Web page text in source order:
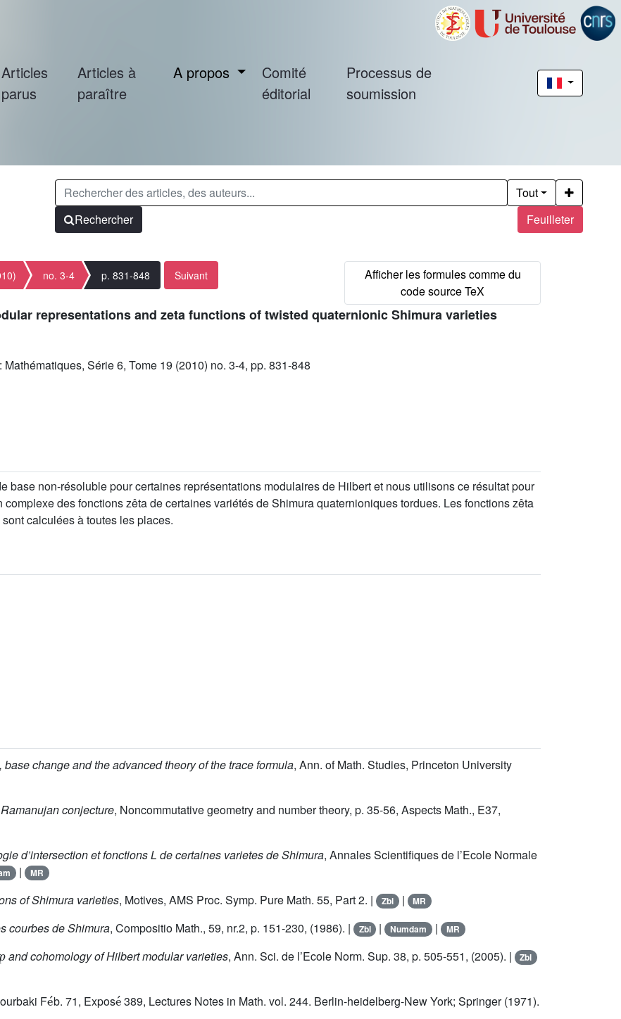
Articles
parus
Articles à
paraître
A propos
Comité
éditorial
Processus de
soumission
Feuilleter
Tout
Rechercher
no. 3-4 p. 831-848 Suivant
representations and zeta functions of twisted quaternionic Shimura varieties
Série 6, Tome 19 (2010) no. 3-4, pp. 831-848
base non-résoluble pour certaines représentations modulaires de Hilbert et nous utilisons ce résultat pour
des fonctions zêta de certaines variétés de Shimura quaternioniques tordues. Les fonctions zêta
calculées à toutes les places.
change and the advanced theory of the trace formula, Ann. of Math. Studies, Princeton University
conjecture, Noncommutative geometry and number theory, p. 35-56, Aspects Math., E37,
d’intersection et fonctions L de certaines varietes de Shimura, Annales Scientifiques de l’Ecole Normale
| MR
of Shimura varieties, Motives, AMS Proc. Symp. Pure Math. 55, Part 2. | Zbl | MR
courbes de Shimura, Compositio Math., 59, nr.2, p. 151-230, (1986). | Zbl | Numdam | MR
and cohomology of Hilbert modular varieties, Ann. Sci. de l’Ecole Norm. Sup. 38, p. 505-551, (2005). | Zbl
F b. 71, Expos 389, Lectures Notes in Math. vol. 244. Berlin-heidelberg-New York; Springer (1971).